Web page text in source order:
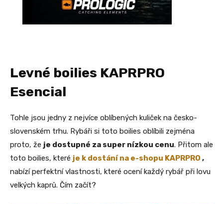
Levné boilies KAPRPRO
Esencial
Tohle jsou jedny z nejvíce oblíbených kuliček na česko-
slovenském trhu. Rybáři si toto boilies oblíbili zejména
proto, že je dostupné za super nízkou cenu. Přitom ale
toto boilies, které je k dostání na e-shopu KAPRPRO ,
nabízí perfektní vlastnosti, které ocení každý rybář při lovu
velkých kaprů. Čím začít?